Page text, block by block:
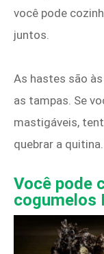
você pode
juntos.
As hastes são
as tampas. Se
mastigáveis,
quebrar a quitina.
Você pode
cogumelos